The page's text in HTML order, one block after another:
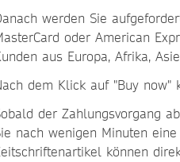
werden Sie
oder American
aus Europa, Afrika,
dem Klick auf "Buy now"
der Zahlungsvorgang
nach wenigen Minuten
können